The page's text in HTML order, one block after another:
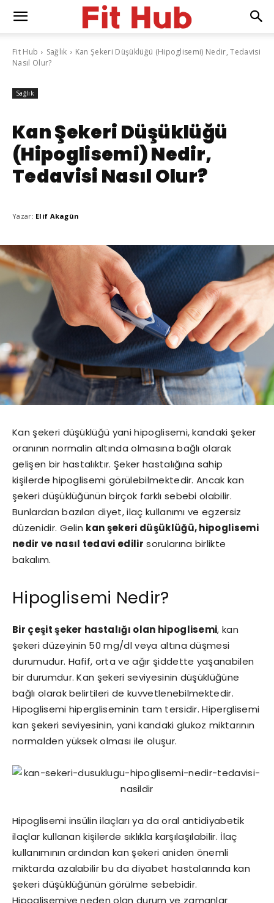
Fit Hub Sağlık
Kan Şekeri Düşüklüğü (Hipoglisemi) Nedir, Tedavisi
Nasıl Olur?
Sağlık
Kan Şekeri Düşüklüğü
(Hipoglisemi) Nedir,
Tedavisi Nasıl Olur?
Yazar: Elif Akagün
Kan şekeri düşüklüğü yani hipoglisemi, kandaki şeker
oranının normalin altında olmasına bağlı olarak
gelişen bir hastalıktır. Şeker hastalığına sahip
kişilerde hipoglisemi görülebilmektedir. Ancak kan
şekeri düşüklüğünün birçok farklı sebebi olabilir.
Bunlardan bazıları diyet, ilaç kullanımı ve egzersiz
düzenidir. Gelin kan şekeri düşüklüğü, hipoglisemi
nedir ve nasıl tedavi edilir sorularına birlikte
bakalım.
Hipoglisemi Nedir?
Bir çeşit şeker hastalığı olan hipoglisemi, kan
şekeri düzeyinin 50 mg/dl veya altına düşmesi
durumudur. Hafif, orta ve ağır şiddette yaşanabilen
bir durumdur. Kan şekeri seviyesinin düşüklüğüne
bağlı olarak belirtileri de kuvvetlenebilmektedir.
Hipoglisemi hipergliseminin tam tersidir. Hiperglisemi
kan şekeri seviyesinin, yani kandaki glukoz miktarının
normalden yüksek olması ile oluşur.
Hipoglisemi insülin ilaçları ya da oral antidiyabetik
ilaçlar kullanan kişilerde sıklıkla karşılaşılabilir. İlaç
kullanımının ardından kan şekeri aniden önemli
miktarda azalabilir bu da diyabet hastalarında kan
şekeri düşüklüğünün görülme sebebidir.